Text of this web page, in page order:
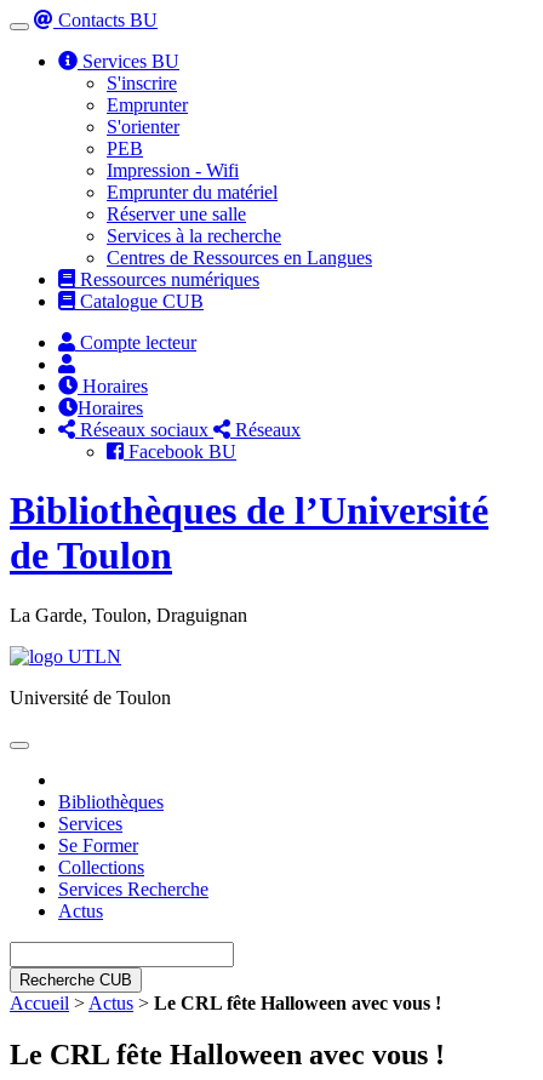
Toggle
navigation
Contacts BU
Services BU
S'inscrire
Emprunter
S'orienter
PEB
Impression - Wifi
Emprunter du matériel
Réserver une salle
Services à la recherche
Centres de Ressources en Langues
Ressources numériques
Catalogue CUB
Compte lecteur
Horaires
Horaires
Réseaux sociaux
Réseaux
Facebook BU
Bibliothèques de l’Université
de Toulon
La Garde, Toulon, Draguignan
Université de Toulon
Toggle
Bibliothèques
Services
Se Former
Collections
Services Recherche
Actus
Recherche CUB
Accueil > Actus > Le CRL fête Halloween avec vous !
Le CRL fête Halloween avec vous !